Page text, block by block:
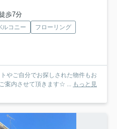
歩7分
ルコニー
フローリング
やご自分でお探しされた物件もお
案内させて頂きます☆ ... もっと見